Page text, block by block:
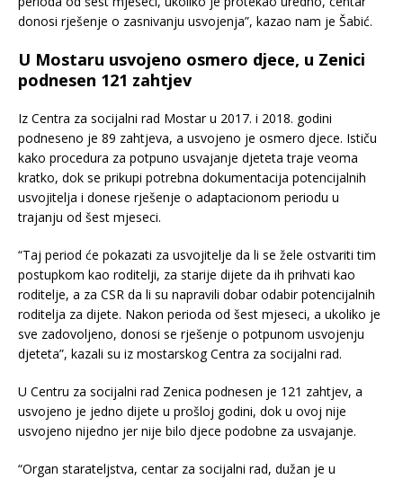
donosi rješenje o zasnivanju usvojenja”, kazao nam je Šabić.
U Mostaru usvojeno osmero djece, u Zenici
podnesen 121 zahtjev
Iz Centra za socijalni rad Mostar u 2017. i 2018. godini
podneseno je 89 zahtjeva, a usvojeno je osmero djece. Ističu
kako procedura za potpuno usvajanje djeteta traje veoma
kratko, dok se prikupi potrebna dokumentacija potencijalnih
usvojitelja i donese rješenje o adaptacionom periodu u
trajanju od šest mjeseci.
“Taj period će pokazati za usvojitelje da li se žele ostvariti tim
postupkom kao roditelji, za starije dijete da ih prihvati kao
roditelje, a za CSR da li su napravili dobar odabir potencijalnih
roditelja za dijete. Nakon perioda od šest mjeseci, a ukoliko je
sve zadovoljeno, donosi se rješenje o potpunom usvojenju
djeteta”, kazali su iz mostarskog Centra za socijalni rad.
U Centru za socijalni rad Zenica podnesen je 121 zahtjev, a
usvojeno je jedno dijete u prošloj godini, dok u ovoj nije
usvojeno nijedno jer nije bilo djece podobne za usvajanje.
“Organ starateljstva, centar za socijalni rad, dužan je u